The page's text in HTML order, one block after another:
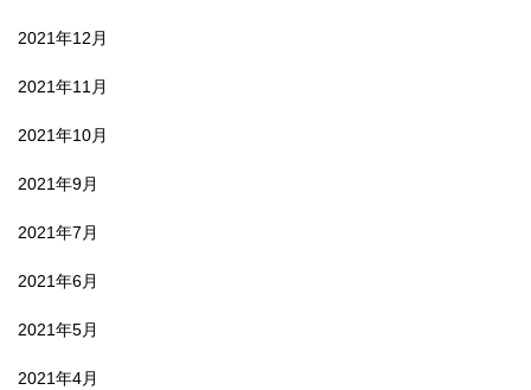
2021年12月
2021年11月
2021年10月
2021年9月
2021年7月
2021年6月
2021年5月
2021年4月